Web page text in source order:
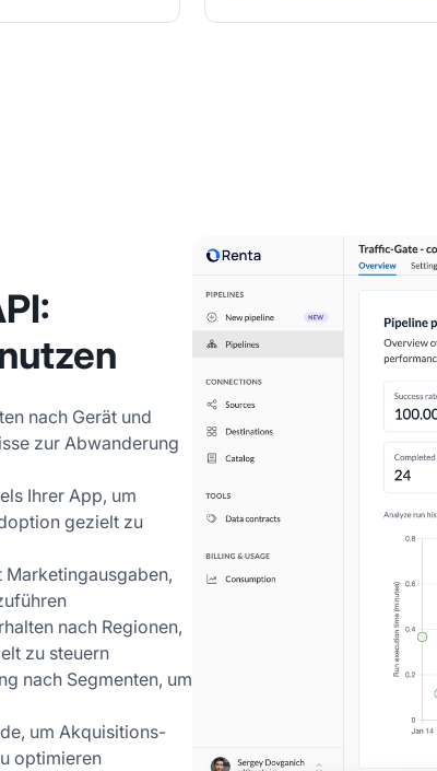
nach Gerät und
zur Abwanderung
Ihrer App, um
gezielt zu
nach Regionen,
zu steuern
nach Segmenten, um
um Akquisitions-
optimieren